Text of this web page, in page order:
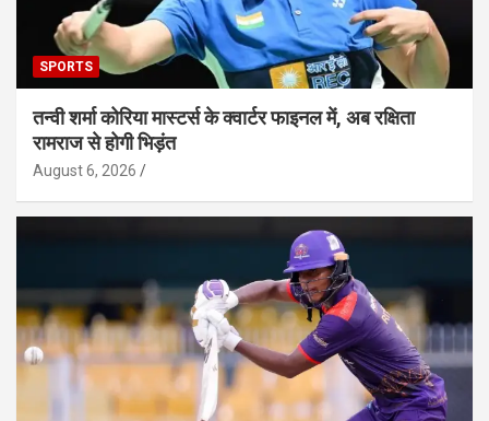
SPORTS
तन्वी शर्मा कोरिया मास्टर्स के क्वार्टर फाइनल में, अब रक्षिता
रामराज से होगी भिड़ंत
August 6, 2026